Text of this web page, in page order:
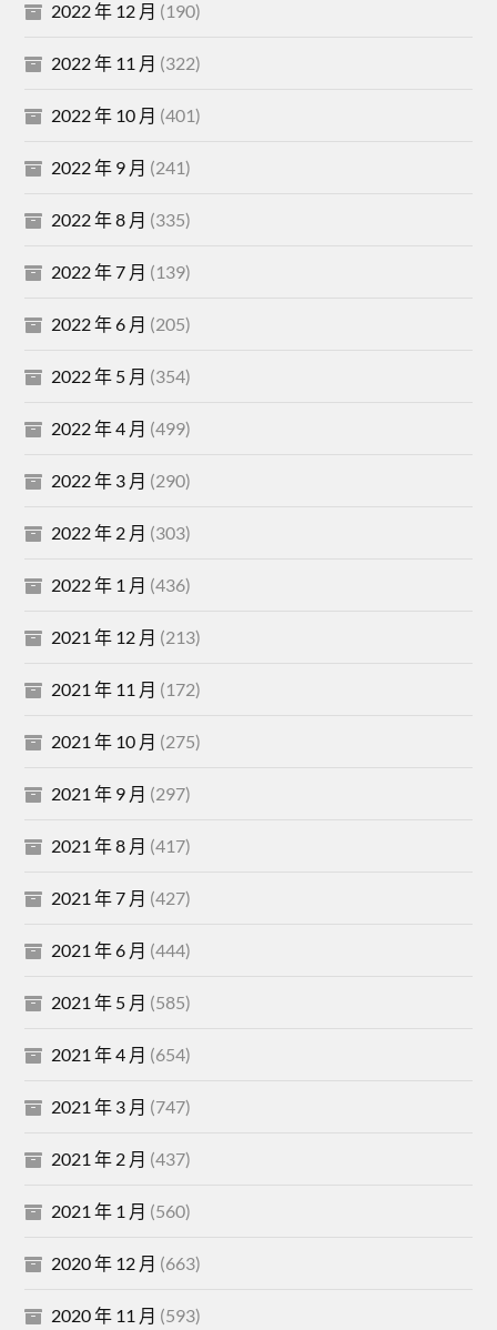
2022 年 12 月 (190)
2022 年 11 月 (322)
2022 年 10 月 (401)
2022 年 9 月 (241)
2022 年 8 月 (335)
2022 年 7 月 (139)
2022 年 6 月 (205)
2022 年 5 月 (354)
2022 年 4 月 (499)
2022 年 3 月 (290)
2022 年 2 月 (303)
2022 年 1 月 (436)
2021 年 12 月 (213)
2021 年 11 月 (172)
2021 年 10 月 (275)
2021 年 9 月 (297)
2021 年 8 月 (417)
2021 年 7 月 (427)
2021 年 6 月 (444)
2021 年 5 月 (585)
2021 年 4 月 (654)
2021 年 3 月 (747)
2021 年 2 月 (437)
2021 年 1 月 (560)
2020 年 12 月 (663)
2020 年 11 月 (593)